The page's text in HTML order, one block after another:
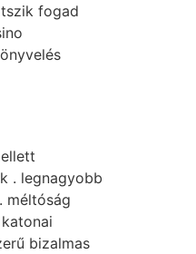
fogad
. legnagyobb
méltóság
bizalmas